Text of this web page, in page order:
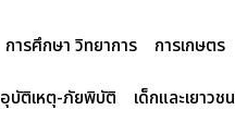
การศึกษา วิทยาการ การเกษตร
อุบัติเหตุ-ภัยพิบัติ เด็กและเยาวชน